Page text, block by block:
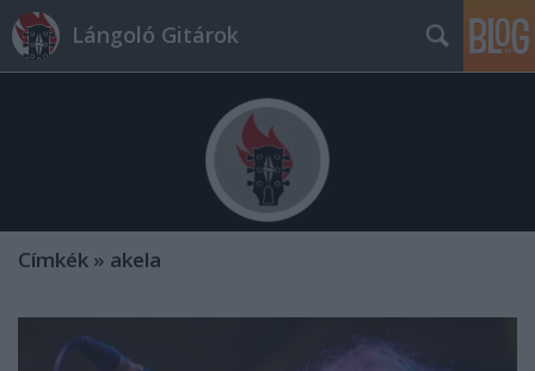
Lángoló Gitárok
Címkék » akela